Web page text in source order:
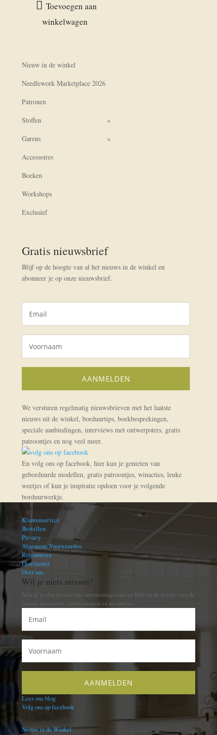
Toevoegen aan
winkelwagen
Nieuw in de winkel
Needlework Marketplace 2026
Patronen
Stoffen
Garens
Accessoires
Boeken
Workshops
Exclusief
Gratis nieuwsbrief
Blijf op de hoogte van al het nieuws in de winkel en
abonneer je op onze nieuwsbrief.
We versturen regelmatig nieuwsbrieven met het laatste
nieuws uit de winkel, borduurtips, boekbesprekingen,
speciale aanbiedingen, interviews met ontwerpsters, gratis
patroontjes en nog veel meer.
En volg ons op facebook, hier kun je genieten van
geborduurde modellen, gratis patroontjes, winacties, leuke
weetjes of kun je inspiratie opdoen voor je volgende
borduurwerkje.
Klantenservice
Klantenservice
Bestellen
Privacy
Algemene Voorwaarden
Retourneren
Disclaimer
Over ons
Wil je niets missen?
Schrijf je dan in voor ons nieuwsmagazine en blijf op de hoogte van de
laatste producten, aanbiedingen en nieuwtjes.
Lees ons blog
Volg ons op facebook
Nieuw in de Winkel